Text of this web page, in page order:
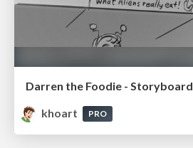
Darren the Foodie - Storyboard
khoart
PRO